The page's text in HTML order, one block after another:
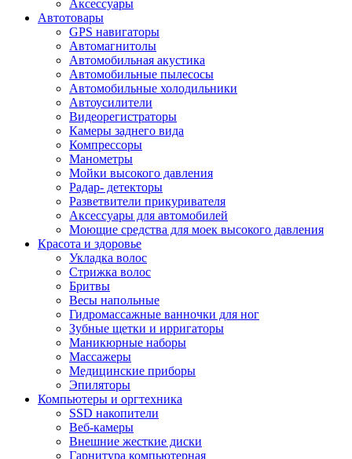
Аксессуары
Автотовары
GPS навигаторы
Автомагнитолы
Автомобильная акустика
Автомобильные пылесосы
Автомобильные холодильники
Автоусилители
Видеорегистраторы
Камеры заднего вида
Компрессоры
Манометры
Мойки высокого давления
Радар- детекторы
Разветвители прикуривателя
Аксессуары для автомобилей
Моющие средства для моек высокого давления
Красота и здоровье
Укладка волос
Стрижка волос
Бритвы
Весы напольные
Гидромассажные ванночки для ног
Зубные щетки и ирригаторы
Маникюрные наборы
Массажеры
Медицинские приборы
Эпиляторы
Компьютеры и оргтехника
SSD накопители
Веб-камеры
Внешние жесткие диски
Гарнитура компьютерная